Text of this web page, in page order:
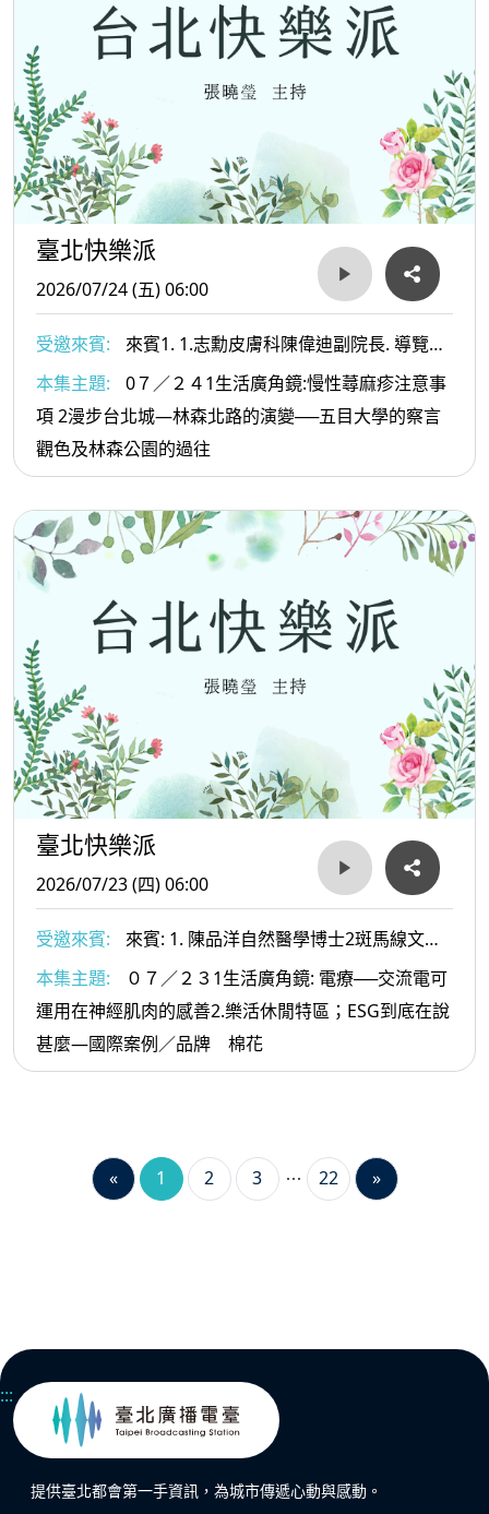
臺北快樂派
2026/07/24 (五) 06:00
受邀來賓:
來賓1. 1.志勳皮膚科陳偉迪副院長. 導覽專
家 葉倫會老師
本集主題:
0７／２４1生活廣角鏡:慢性蕁麻疹注意事
項 2漫步台北城—林森北路的演變──五目大學的察言
觀色及林森公園的過往
臺北快樂派
2026/07/23 (四) 06:00
受邀來賓:
來賓: 1. 陳品洋自然醫學博士2斑馬線文庫
社長及文史工作者-許赫老師
本集主題:
０７／２３1生活廣角鏡: 電療──交流電可
運用在神經肌肉的感善2.樂活休閒特區；ESG到底在說
甚麼—國際案例／品牌 棉花
« 1 2 3 22 »
:::
提供臺北都會第一手資訊，為城市傳遞心動與感動。